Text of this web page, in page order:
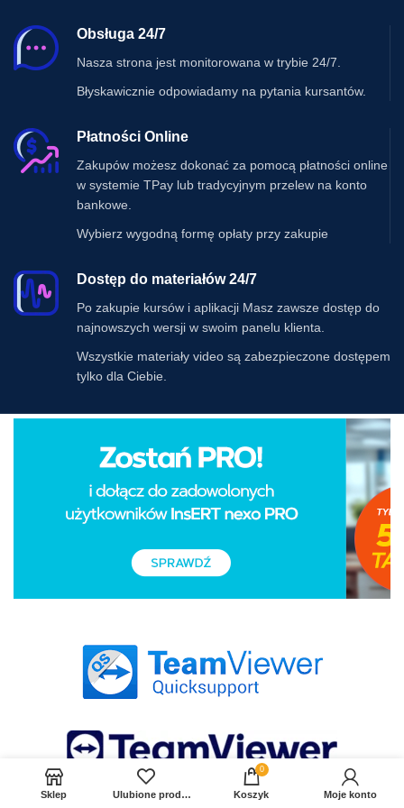
Obsługa 24/7
Nasza strona jest monitorowana w trybie 24/7.
Błyskawicznie odpowiadamy na pytania kursantów.
Płatności Online
Zakupów możesz dokonać za pomocą płatności online
w systemie TPay lub tradycyjnym przelew na konto
bankowe.
Wybierz wygodną formę opłaty przy zakupie
Dostęp do materiałów 24/7
Po zakupie kursów i aplikacji Masz zawsze dostęp do
najnowszych wersji w swoim panelu klienta.
Wszystkie materiały video są zabezpieczone dostępem
tylko dla Ciebie.
Sklep Ulubione produkty
0
Koszyk Moje konto